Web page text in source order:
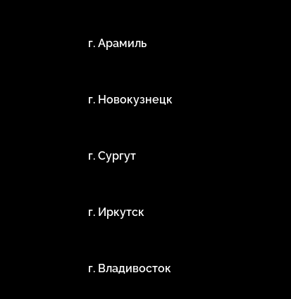
г. Арамиль
г. Новокузнецк
г. Сургут
г. Иркутск
г. Владивосток